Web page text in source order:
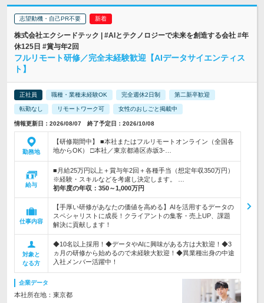
志望動機・自己PR不要
株式会社エクシードテック | #AIとテクノロジーで未来を創造する会社 #年
休125日 #賞与年2回
フルリモート研修／完全未経験歓迎【AIデータサイエンティス
ト】
正社員 職種・業種未経験OK 完全週休2日制 第二新卒歓迎
転勤なし リモートワーク可 女性のおしごと掲載中
情報更新日：2026/08/07 終了予定日：2026/10/08
勤務地
【研修期間中】 ■本社またはフルリモートオンライン（全国各
地からOK） □本社／東京都港区赤坂3-…
給与
■月給25万円以上＋賞与年2回＋各種手当（想定年収350万円）
※経験・スキルなどを考慮し決定します。 …
初年度の年収： 350～1,000万円
仕事内容
【手厚い研修があなたの価値を高める】AIを活用するデータの
スペシャリストに成長！クライアントの集客・売上UP、課題
解決に貢献します！
対象と
なる方
◆10名以上採用！◆データやAIに興味がある方は大歓迎！◆3
ヵ月の研修から始めるので未経験大歓迎！◆異業種出身の中途
入社メンバー活躍中！
企業データ
本社所在地：東京都